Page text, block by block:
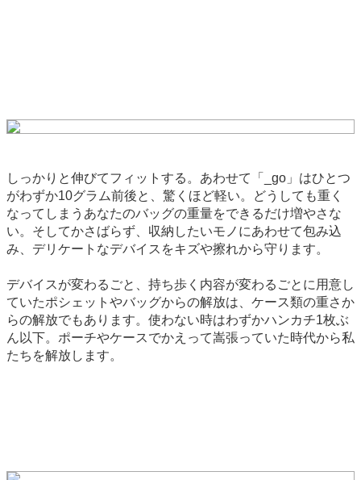
しっかりと伸びてフィットする。あわせて「_go」はひとつ
がわずか10グラム前後と、驚くほど軽い。どうしても重く
なってしまうあなたのバッグの重量をできるだけ増やさな
い。そしてかさばらず、収納したいモノにあわせて包み込
み、デリケートなデバイスをキズや擦れから守ります。
デバイスが変わるごと、持ち歩く内容が変わるごとに用意し
ていたポシェットやバッグからの解放は、ケース類の重さか
らの解放でもあります。使わない時はわずかハンカチ1枚ぶ
ん以下。ポーチやケースでかえって嵩張っていた時代から私
たちを解放します。